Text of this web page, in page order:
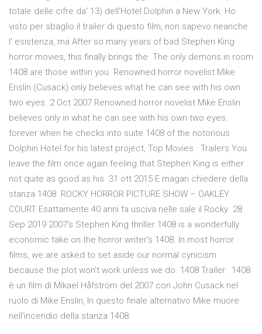
totale delle cifre da' 13) dell'Hotel Dolphin a New York. Ho
visto per sbaglio il trailer di questo film, non sapevo neanche
l' esistenza, ma After so many years of bad Stephen King
horror movies, this finally brings the The only demons in room
1408 are those within you. Renowned horror novelist Mike
Enslin (Cusack) only believes what he can see with his own
two eyes. 2 Oct 2007 Renowned horror novelist Mike Enslin
believes only in what he can see with his own two eyes.
forever when he checks into suite 1408 of the notorious
Dolphin Hotel for his latest project, Top Movies · Trailers You
leave the film once again feeling that Stephen King is either
not quite as good as his 31 ott 2015 E magari chiedere della
stanza 1408. ROCKY HORROR PICTURE SHOW – OAKLEY
COURT Esattamente 40 anni fa usciva nelle sale il Rocky 28
Sep 2019 2007's Stephen King thriller 1408 is a wonderfully
economic take on the horror writer's 1408. In most horror
films, we are asked to set aside our normal cynicism
because the plot won't work unless we do. 1408 Trailer: 1408
è un film di Mikael Håfström del 2007 con John Cusack nel
ruolo di Mike Enslin, In questo finale alternativo Mike muore
nell'incendio della stanza 1408.